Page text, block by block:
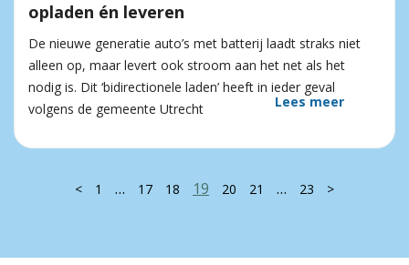
opladen én leveren
De nieuwe generatie auto’s met batterij laadt straks niet
alleen op, maar levert ook stroom aan het net als het
nodig is. Dit ‘bidirectionele laden’ heeft in ieder geval
volgens de gemeente Utrecht
Lees meer
< 1 … 17 18 19 20 21 … 23 >